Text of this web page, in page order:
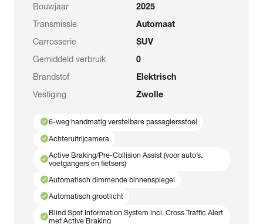
Bouwjaar
2025
Transmissie
Automaat
Carrosserie
SUV
Gemiddeld verbruik
0
Brandstof
Elektrisch
Vestiging
Zwolle
check_circle6-weg handmatig verstelbare passagiersstoel
check_circleAchteruitrijcamera
check_circleActive Braking/Pre-Collision Assist (voor auto’s,
voetgangers en fietsers)
check_circleAutomatisch dimmende binnenspiegel
check_circleAutomatisch grootlicht
check_circleBlind Spot Information System incl. Cross Traffic Alert
met Active Braking